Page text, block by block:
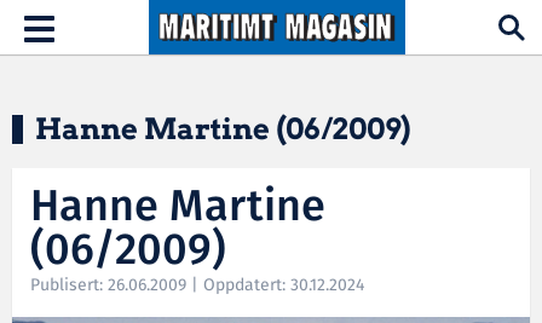
Hopp til hovedinnhold
Toggle
navigation
Hanne Martine (06/2009)
Hanne Martine
(06/2009)
Publisert: 26.06.2009 | Oppdatert: 30.12.2024